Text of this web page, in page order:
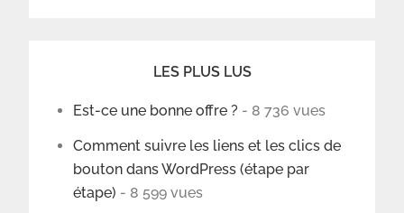
LES PLUS LUS
Est-ce une bonne offre ? - 8 736 vues
Comment suivre les liens et les clics de
bouton dans WordPress (étape par
étape) - 8 599 vues